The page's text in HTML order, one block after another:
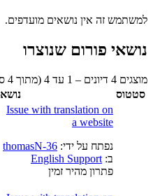
למשתמש זה אין נושאים מועדפים.
נושאי פורום שנוצרו
מוצגים 4 דיונים – 1 עד 4 (מתוך 4 סה״כ)
סטטוס
נושא
Issue with translation on
a website
נפתח על ידי: thomasN-36
ב: English Support
פתרון מהיר זמין